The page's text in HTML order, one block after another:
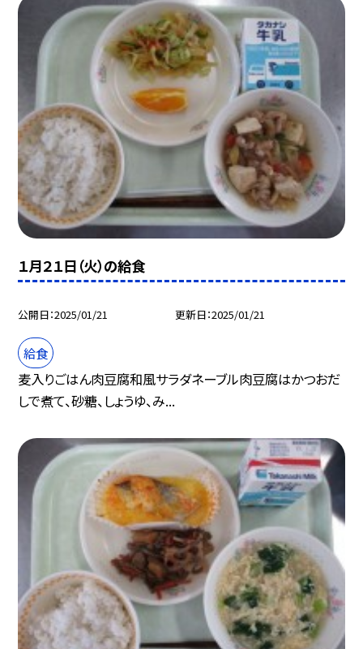
１月２１日（火）の給食
公開日 2025/01/21 更新日 2025/01/21
給食
麦入りごはん肉豆腐和風サラダネーブル肉豆腐はかつおだ
しで煮て、砂糖、しょうゆ、み...